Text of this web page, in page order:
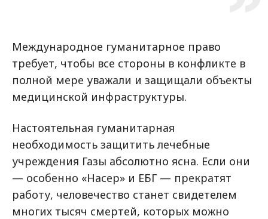
Международное гуманитарное право
требует, чтобы все стороны в конфликте в
полной мере уважали и защищали объекты
медицинской инфраструктуры.
Настоятельная гуманитарная
необходимость защитить лечебные
учреждения Газы абсолютно ясна. Если они
— особенно «Насер» и ЕБГ — прекратят
работу, человечество станет свидетелем
многих тысяч смертей, которых можно